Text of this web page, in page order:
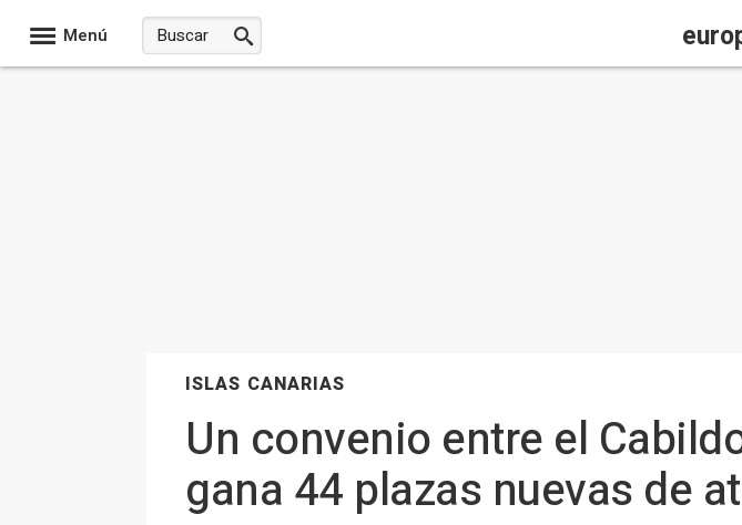
Menú
ISLAS CANARIAS
Un convenio entre el
gana 44 plazas nuevas de